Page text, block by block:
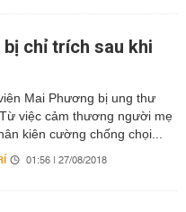
chỉ trích sau khi
Mai Phương bị ung thư
việc cảm thương người mẹ
kiên cường chống chọi...
01:56 | 27/08/2018